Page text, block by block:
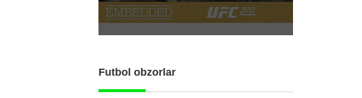
Futbol obzorlar